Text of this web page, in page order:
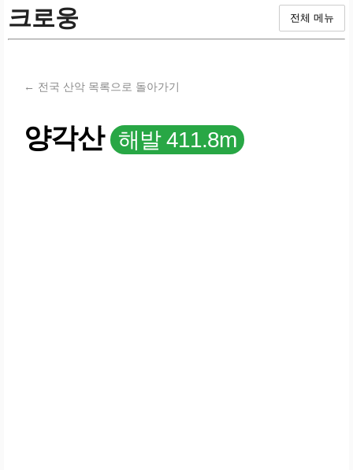
크로웅 전체 메뉴
← 전국 산악 목록으로 돌아가기
양각산 해발 411.8m